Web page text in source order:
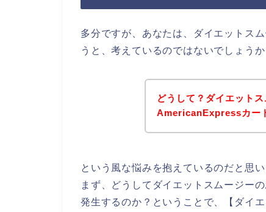
多分ですが、あなたは、ダイエットス
うと、考えているのではないでしょうか
どうして？ダイエット
AmericanExpressカー
という風な悩みを抱えているのだと思
まず、どうしてダイエットスムージー
発生するのか？ということで、【ダイ